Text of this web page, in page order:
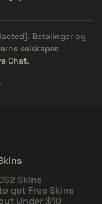
. Betalinger og
selskaper.
Chat.
Skins
get Free Skins
Under $10